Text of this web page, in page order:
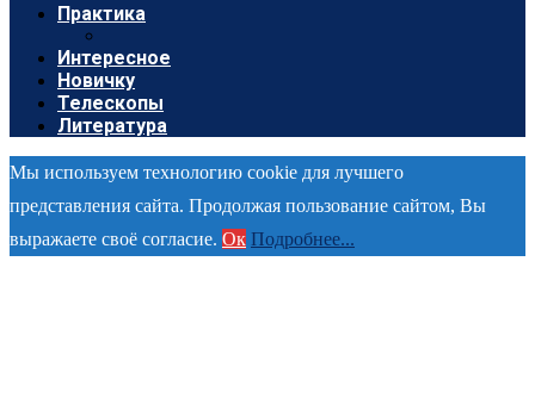
Практика
Интересное
Новичку
Телескопы
Литература
Мы используем технологию cookie для лучшего
представления сайта. Продолжая пользование сайтом, Вы
выражаете своё согласие. Ок Подробнее...